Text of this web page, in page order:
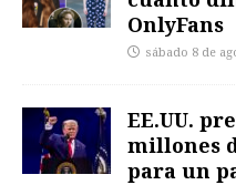
OnlyFans
sábado 8 de
EE.UU.
millones
para un